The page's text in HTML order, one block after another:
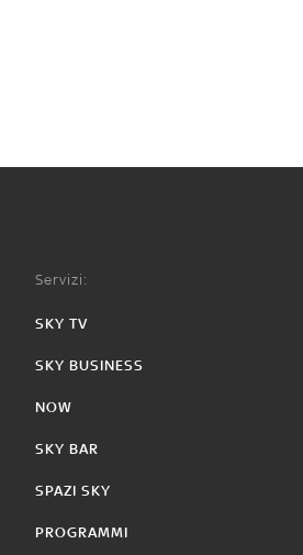
Servizi:
SKY TV
SKY BUSINESS
NOW
SKY BAR
SPAZI SKY
PROGRAMMI